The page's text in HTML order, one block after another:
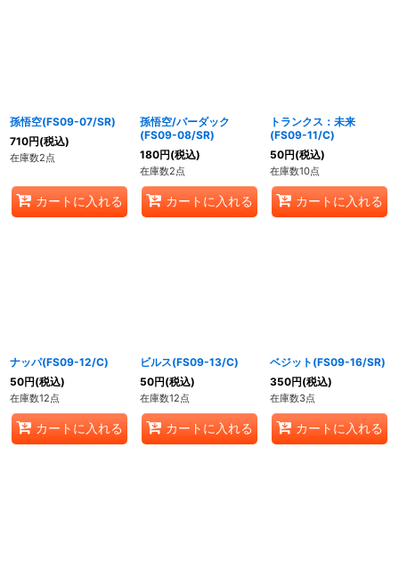
孫悟空(FS09-07/SR)
710円(税込)
在庫数2点
カートに入れる
孫悟空/バーダック
(FS09-08/SR)
180円(税込)
在庫数2点
カートに入れる
トランクス：未来
(FS09-11/C)
50円(税込)
在庫数10点
カートに入れる
ナッパ(FS09-12/C)
50円(税込)
在庫数12点
カートに入れる
ビルス(FS09-13/C)
50円(税込)
在庫数12点
カートに入れる
ベジット(FS09-16/SR)
350円(税込)
在庫数3点
カートに入れる